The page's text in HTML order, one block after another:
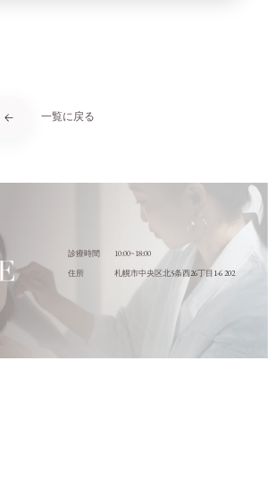
一覧に戻る
診療時間 10:00~18:00
住所 札幌市中央区北5条西26丁目 1-6 202